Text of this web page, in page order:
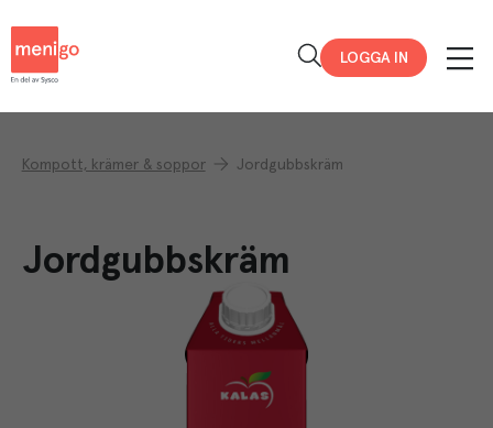
LOGGA IN
Kompott, krämer & soppor Jordgubbskräm
Jordgubbskräm